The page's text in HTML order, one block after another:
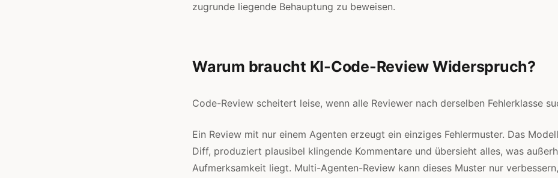
zugrunde liegende Behauptung zu beweisen.
Warum braucht KI-Code-Review Widerspruch?
Code-Review scheitert leise, wenn alle Reviewer nach derselben Fehlerklasse
Ein Review mit nur einem Agenten erzeugt ein einziges Fehlermuster. Das
Diff, produziert plausibel klingende Kommentare und übersieht alles, was
Aufmerksamkeit liegt. Multi-Agenten-Review kann dieses Muster nur